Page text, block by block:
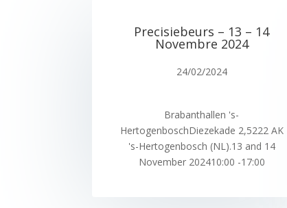
Precisiebeurs – 13 – 14
Novembre 2024
24/02/2024
Brabanthallen 's-
HertogenboschDiezekade 2,5222 AK
's-Hertogenbosch (NL).13 and 14
November 202410:00 -17:00